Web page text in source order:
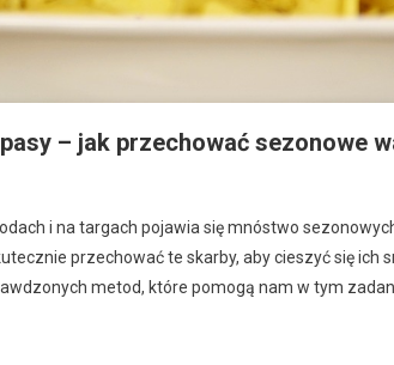
– jak przechować sezonowe
i na targach pojawia się mnóstwo
przechować te skarby, aby cieszyć się
metod, które pomogą nam w tym